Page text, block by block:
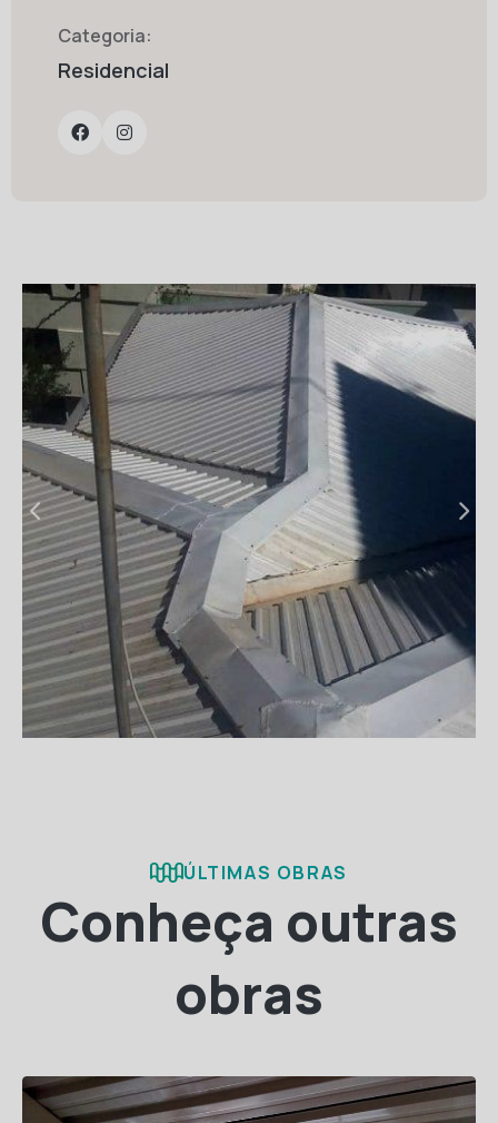
Categoria:
Residencial
ÚLTIMAS OBRAS
Conheça outras
obras